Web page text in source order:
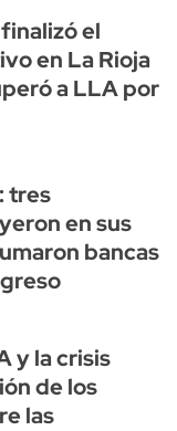
el
en La Rioja
a LLA por
tres
en sus
bancas
y la crisis
de los
las